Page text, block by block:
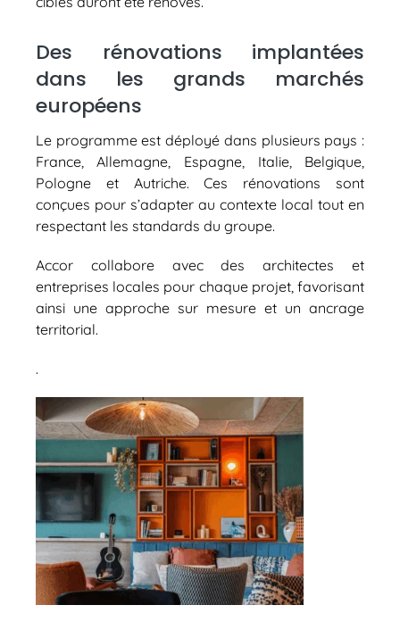
Des rénovations implantées
dans les grands marchés
européens
Le programme est déployé dans plusieurs pays :
France, Allemagne, Espagne, Italie, Belgique,
Pologne et Autriche. Ces rénovations sont
conçues pour s’adapter au contexte local tout en
respectant les standards du groupe.
Accor collabore avec des architectes et
entreprises locales pour chaque projet, favorisant
ainsi une approche sur mesure et un ancrage
territorial.
.